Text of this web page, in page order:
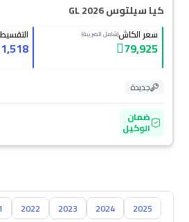
كيا سيلتوس GL 2026
سعر الكاش(شامل الضريبة)
79,925
التقسيط
1,518
جديدة
ضمان
الوكيل
2025
2024
2023
2022